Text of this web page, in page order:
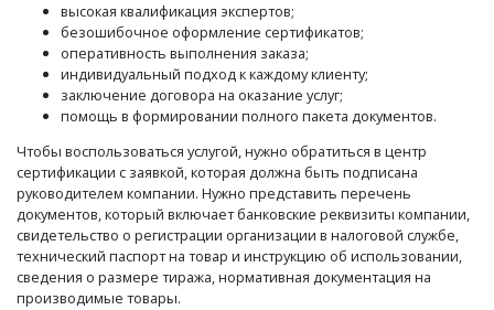
высокая квалификация экспертов;
безошибочное оформление сертификатов;
оперативность выполнения заказа;
индивидуальный подход к каждому клиенту;
заключение договора на оказание услуг;
помощь в формировании полного пакета документов.
Чтобы воспользоваться услугой, нужно обратиться в центр
сертификации с заявкой, которая должна быть подписана
руководителем компании. Нужно представить перечень
документов, который включает банковские реквизиты компании,
свидетельство о регистрации организации в налоговой службе,
технический паспорт на товар и инструкцию об использовании,
сведения о размере тиража, нормативная документация на
производимые товары.